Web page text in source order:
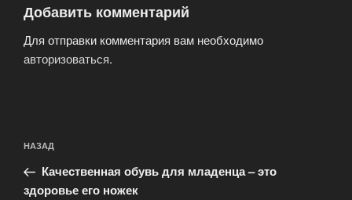
Добавить комментарий
Для отправки комментария вам необходимо
авторизоваться.
по
записям
Предыдущая
запись:
НАЗАД
Качественная обувь для младенца – это
здоровье его ножек